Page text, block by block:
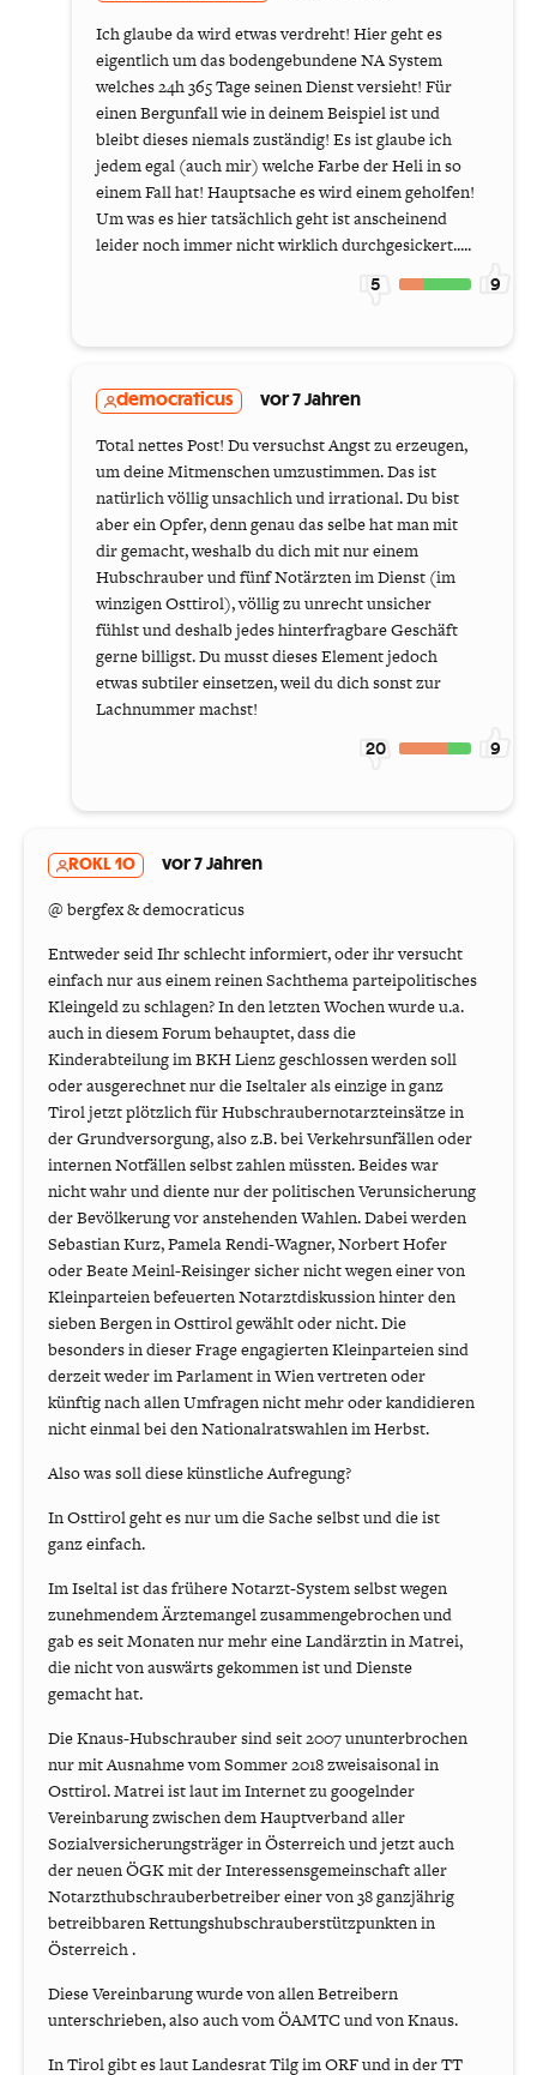
Ich glaube da wird etwas verdreht! Hier geht es
eigentlich um das bodengebundene NA System
welches 24h 365 Tage seinen Dienst versieht! Für
einen Bergunfall wie in deinem Beispiel ist und
bleibt dieses niemals zuständig! Es ist glaube ich
jedem egal (auch mir) welche Farbe der Heli in so
einem Fall hat! Hauptsache es wird einem geholfen!
Um was es hier tatsächlich geht ist anscheinend
leider noch immer nicht wirklich durchgesickert.....
5 9
democraticus vor 7 Jahren
Total nettes Post! Du versuchst Angst zu erzeugen,
um deine Mitmenschen umzustimmen. Das ist
natürlich völlig unsachlich und irrational. Du bist
aber ein Opfer, denn genau das selbe hat man mit
dir gemacht, weshalb du dich mit nur einem
Hubschrauber und fünf Notärzten im Dienst (im
winzigen Osttirol), völlig zu unrecht unsicher
fühlst und deshalb jedes hinterfragbare Geschäft
gerne billigst. Du musst dieses Element jedoch
etwas subtiler einsetzen, weil du dich sonst zur
Lachnummer machst!
20 9
ROKL 10 vor 7 Jahren
@ bergfex & democraticus
Entweder seid Ihr schlecht informiert, oder ihr versucht
einfach nur aus einem reinen Sachthema parteipolitisches
Kleingeld zu schlagen? In den letzten Wochen wurde u.a.
auch in diesem Forum behauptet, dass die
Kinderabteilung im BKH Lienz geschlossen werden soll
oder ausgerechnet nur die Iseltaler als einzige in ganz
Tirol jetzt plötzlich für Hubschraubernotarzteinsätze in
der Grundversorgung, also z.B. bei Verkehrsunfällen oder
internen Notfällen selbst zahlen müssten. Beides war
nicht wahr und diente nur der politischen Verunsicherung
der Bevölkerung vor anstehenden Wahlen. Dabei werden
Sebastian Kurz, Pamela Rendi-Wagner, Norbert Hofer
oder Beate Meinl-Reisinger sicher nicht wegen einer von
Kleinparteien befeuerten Notarztdiskussion hinter den
sieben Bergen in Osttirol gewählt oder nicht. Die
besonders in dieser Frage engagierten Kleinparteien sind
derzeit weder im Parlament in Wien vertreten oder
künftig nach allen Umfragen nicht mehr oder kandidieren
nicht einmal bei den Nationalratswahlen im Herbst.
Also was soll diese künstliche Aufregung?
In Osttirol geht es nur um die Sache selbst und die ist
ganz einfach.
Im Iseltal ist das frühere Notarzt-System selbst wegen
zunehmendem Ärztemangel zusammengebrochen und
gab es seit Monaten nur mehr eine Landärztin in Matrei,
die nicht von auswärts gekommen ist und Dienste
gemacht hat.
Die Knaus-Hubschrauber sind seit 2007 ununterbrochen
nur mit Ausnahme vom Sommer 2018 zweisaisonal in
Osttirol. Matrei ist laut im Internet zu googelnder
Vereinbarung zwischen dem Hauptverband aller
Sozialversicherungsträger in Österreich und jetzt auch
der neuen ÖGK mit der Interessensgemeinschaft aller
Notarzthubschrauberbetreiber einer von 38 ganzjährig
betreibbaren Rettungshubschrauberstützpunkten in
Österreich .
Diese Vereinbarung wurde von allen Betreibern
unterschrieben, also auch vom ÖAMTC und von Knaus.
In Tirol gibt es laut Landesrat Tilg im ORF und in der TT